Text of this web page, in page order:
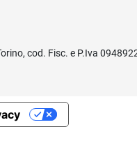
cod. Fisc. e P.Iva